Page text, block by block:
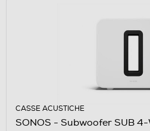
CASSE ACUSTICHE
SONOS - Subwoofer SUB